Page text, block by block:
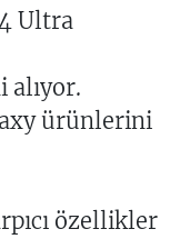
Ultra
alıyor.
ürünlerini
özellikler